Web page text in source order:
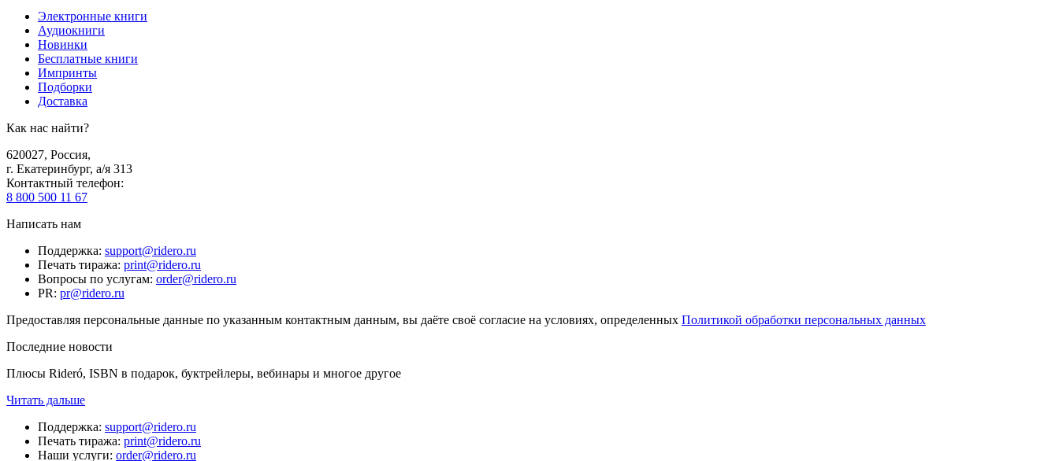
Электронные книги
Аудиокниги
Новинки
Бесплатные книги
Импринты
Подборки
Доставка
Как нас найти?
620027, Россия,
г. Екатеринбург, а/я 313
Контактный телефон:
8 800 500 11 67
Написать нам
Поддержка: support@ridero.ru
Печать тиража: print@ridero.ru
Вопросы по услугам: order@ridero.ru
PR: pr@ridero.ru
Предоставляя персональные данные по указанным контактным данным, вы даёте своё согласие на условиях, определенных Политикой обработки персональных данных
Последние новости
Плюсы Rideró, ISBN в подарок, буктрейлеры, вебинары и многое другое
Читать дальше
Поддержка: support@ridero.ru
Печать тиража: print@ridero.ru
Наши услуги: order@ridero.ru